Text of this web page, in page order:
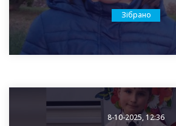
Зібрано
8-10-2025, 12:36